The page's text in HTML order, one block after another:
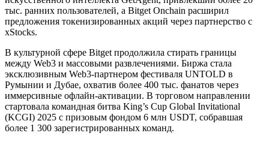
тыс. ранних пользователей, а Bitget Onchain расширил
предложения токенизированных акций через партнерство с
xStocks.
В культурной сфере Bitget продолжила стирать границы
между Web3 и массовыми развлечениями. Биржа стала
эксклюзивным Web3-партнером фестиваля UNTOLD в
Румынии и Дубае, охватив более 400 тыс. фанатов через
иммерсивные офлайн-активации. В торговом направлении
стартовала командная битва King’s Cup Global Invitational
(KCGI) 2025 с призовым фондом 6 млн USDT, собравшая
более 1 300 зарегистрированных команд.